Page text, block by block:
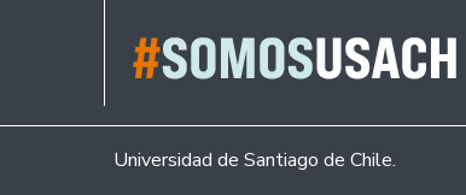
Universidad de Santiago de Chile.